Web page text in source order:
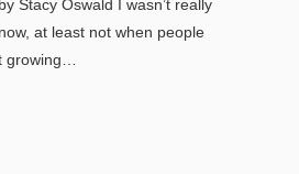
Stacy Oswald I wasn’t really
at least not when people
growing…